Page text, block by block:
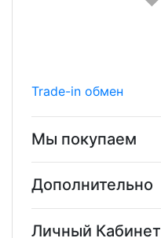
Trade-in обмен
Мы покупаем
Дополнительно
Личный Кабинет